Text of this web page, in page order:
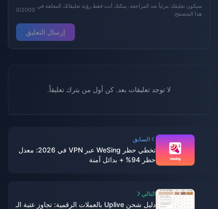
سيكون تعليقك مرئياً بعد المراجعة. يمكنك أنت فقط رؤية تعليقاتك المعلقة في
هذا المتصفح.
0/2000
إرسال التعليق
لا توجد تعليقات بعد. كن أول من يترك تعليقاً.
السابق
تخطي حظر WeSing عبر VPN في 2026: معدل
حظر 94% + بدائل آمنة
التالي
دليل شحن Uplive بالعملات الرقمية: تجاوز عتبة الـ